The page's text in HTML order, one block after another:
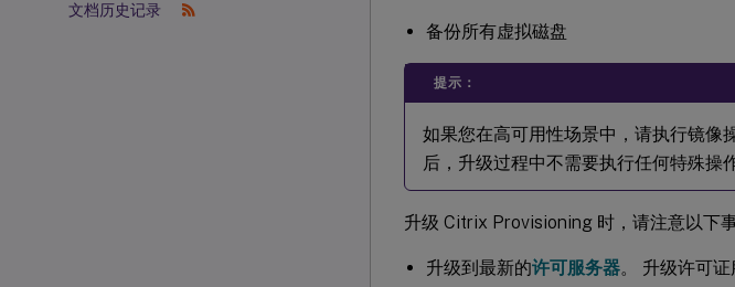
文档历史记录
备份所有虚拟磁盘
提示：
如果您在高可用性场景中，请执行镜像
后，升级过程中不需要执行任何特殊操作
升级 Citrix Provisioning 时，请注意以下事
升级到最新的许可服务器。 升级许可